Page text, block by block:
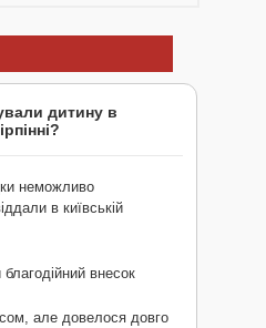
дитину в
неможливо
в київській
внесок
але довелося довго